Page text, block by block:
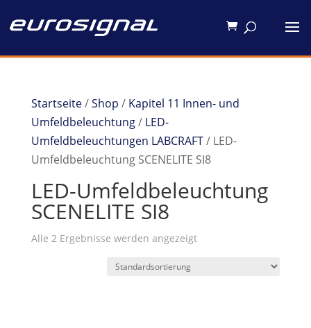
Startseite/Shop / Kapitel 11 Innen- und
Umfeldbeleuchtung/ LED-
Umfeldbeleuchtungen LABCRAFT/ LED-
Umfeldbeleuchtung SCENELITE SI8
LED-Umfeldbeleuchtung
SCENELITE SI8
Alle 2 Ergebnisse werden angezeigt